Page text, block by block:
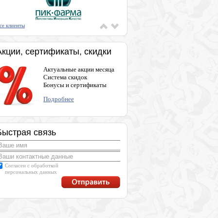
клиенты
сертификаты, скидки
Актуальные акции месяца
Система скидок
Бонусы и сертификаты
Подробнее
связь